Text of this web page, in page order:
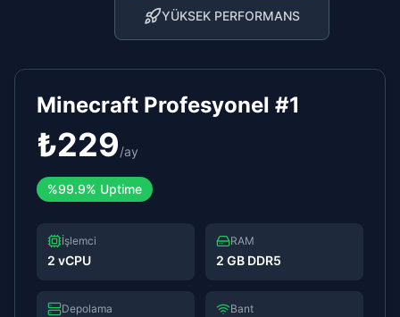
YÜKSEK PERFORMANS
Minecraft Profesyonel #1
₺229/ay
%99.9% Uptime
İşlemci
2 vCPU
RAM
2 GB DDR5
Depolama Bant